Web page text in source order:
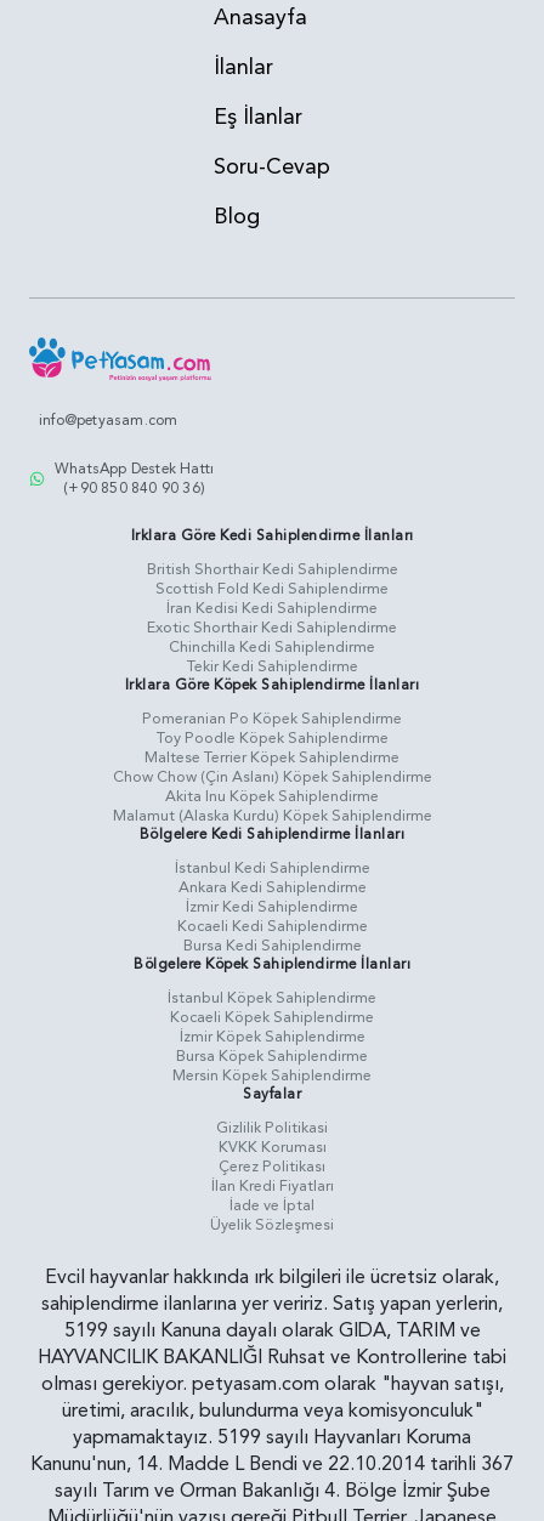
Anasayfa
İlanlar
Eş İlanlar
Soru-Cevap
Blog
info@petyasam.com
WhatsApp Destek Hattı
(+90 850 840 90 36)
Irklara Göre Kedi Sahiplendirme İlanları
British Shorthair Kedi Sahiplendirme
Scottish Fold Kedi Sahiplendirme
İran Kedisi Kedi Sahiplendirme
Exotic Shorthair Kedi Sahiplendirme
Chinchilla Kedi Sahiplendirme
Tekir Kedi Sahiplendirme
Irklara Göre Köpek Sahiplendirme İlanları
Pomeranian Po Köpek Sahiplendirme
Toy Poodle Köpek Sahiplendirme
Maltese Terrier Köpek Sahiplendirme
Chow Chow (Çin Aslanı) Köpek Sahiplendirme
Akita Inu Köpek Sahiplendirme
Malamut (Alaska Kurdu) Köpek Sahiplendirme
Bölgelere Kedi Sahiplendirme İlanları
İstanbul Kedi Sahiplendirme
Ankara Kedi Sahiplendirme
İzmir Kedi Sahiplendirme
Kocaeli Kedi Sahiplendirme
Bursa Kedi Sahiplendirme
Bölgelere Köpek Sahiplendirme İlanları
İstanbul Köpek Sahiplendirme
Kocaeli Köpek Sahiplendirme
İzmir Köpek Sahiplendirme
Bursa Köpek Sahiplendirme
Mersin Köpek Sahiplendirme
Sayfalar
Gizlilik Politikasi
KVKK Koruması
Çerez Politikası
İlan Kredi Fiyatları
İade ve İptal
Üyelik Sözleşmesi
Evcil hayvanlar hakkında ırk bilgileri ile ücretsiz olarak,
sahiplendirme ilanlarına yer veririz. Satış yapan yerlerin,
5199 sayılı Kanuna dayalı olarak GIDA, TARIM ve
HAYVANCILIK BAKANLIĞI Ruhsat ve Kontrollerine tabi
olması gerekiyor. petyasam.com olarak "hayvan satışı,
üretimi, aracılık, bulundurma veya komisyonculuk"
yapmamaktayız. 5199 sayılı Hayvanları Koruma
Kanunu'nun, 14. Madde L Bendi ve 22.10.2014 tarihli 367
sayılı Tarım ve Orman Bakanlığı 4. Bölge İzmir Şube